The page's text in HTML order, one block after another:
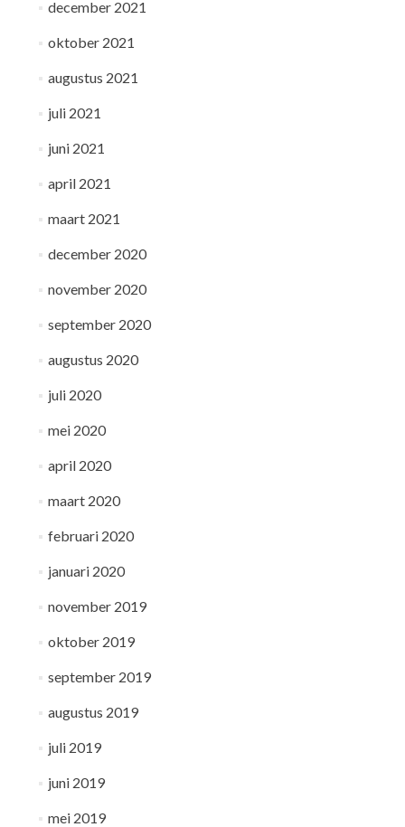
december 2021
oktober 2021
augustus 2021
juli 2021
juni 2021
april 2021
maart 2021
december 2020
november 2020
september 2020
augustus 2020
juli 2020
mei 2020
april 2020
maart 2020
februari 2020
januari 2020
november 2019
oktober 2019
september 2019
augustus 2019
juli 2019
juni 2019
mei 2019